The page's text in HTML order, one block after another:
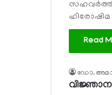
ഹിരോഷിമ
Read
ഡോ.